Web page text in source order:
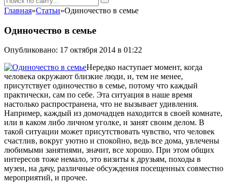
Главная»Статьи»Одиночество в семье
Одиночество в семье
Опубликовано: 17 октября 2014 в 01:22
Нередко наступает момент, когда
человека окружают близкие люди, и, тем не менее,
присутствует одиночество в семье, потому что каждый
практически, сам по себе. Эта ситуация в наше время
настолько распространена, что не вызывает удивления.
Например, каждый из домочадцев находится в своей комнате,
или в каком либо личном уголке, и занят своим делом. В
такой ситуации может присутствовать чувство, что человек
счастлив, вокруг уютно и спокойно, ведь все дома, увлечены
любимыми занятиями, значит, все хорошо. При этом общих
интересов тоже немало, это визиты к друзьям, походы в
музеи, на дачу, различные обсуждения посещенных совместно
мероприятий, и прочее.